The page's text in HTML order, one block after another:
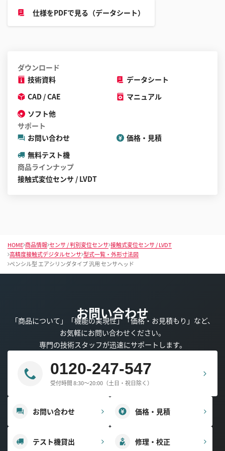
仕様をPDFで見る（データシート）
ダウンロード
技術資料
データシート
CAD / CAE
マニュアル
ソフト他
サポート
お問い合わせ
価格・見積
無料テスト機
商品ラインナップ
接触式変位センサ / LVDT
HOME 商品情報 センサ / 判別変位センサ 接触式変位センサ / LVDT
高精度接触式デジタルセンサ 型式一覧・外形寸法図
ペンシル型 エアシリンダタイプ 汎用 センサヘッド
お問い合わせ
「商品について」「機能の実現性」「価格・お見積もり」など、
お気軽にお問い合わせください。
専門の技術スタッフが迅速にサポートします。
0120-247-547
受付時間 8:30～20:00（土日・祝日除く）
お問い合わせ 価格・見積
テスト機貸出 修理・校正